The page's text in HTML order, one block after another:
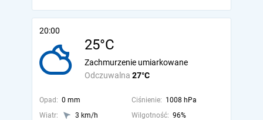
20:00
25°C
Odczuwalna 27°C
Zachmurzenie umiarkowane
Opad: 0 mm Ciśnienie: 1008 hPa
Wiatr:
3 km/h Wilgotność: 96%